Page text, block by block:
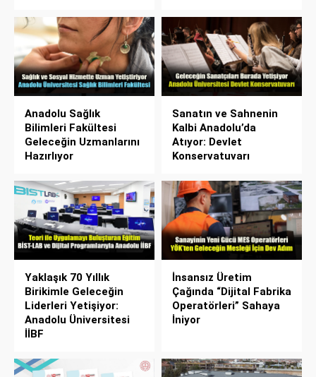
Anadolu Sağlık
Bilimleri Fakültesi
Geleceğin Uzmanlarını
Hazırlıyor
Sanatın ve Sahnenin
Kalbi Anadolu’da
Atıyor: Devlet
Konservatuvarı
Yaklaşık 70 Yıllık
Birikimle Geleceğin
Liderleri Yetişiyor:
Anadolu Üniversitesi
İİBF
İnsansız Üretim
Çağında “Dijital Fabrika
Operatörleri” Sahaya
İniyor